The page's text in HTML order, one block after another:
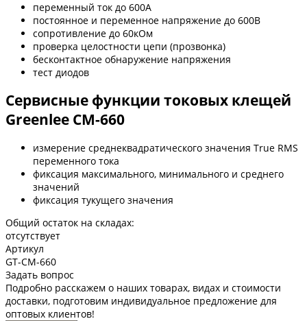
переменный ток до 600А
постоянное и переменное напряжение до 600В
сопротивление до 60кОм
проверка целостности цепи (прозвонка)
бесконтактное обнаружение напряжения
тест диодов
Сервисные функции токовых клещей
Greenlee CM-660
измерение среднеквадратического значения True RMS
переменного тока
фиксация максимального, минимального и среднего
значений
фиксация тукущего значения
Общий остаток на складах:
отсутствует
Артикул
GT-CM-660
Задать вопрос
Подробно расскажем о наших товарах, видах и стоимости
доставки, подготовим индивидуальное предложение для
оптовых клиентов!